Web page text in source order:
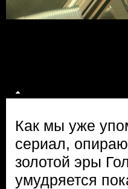
Как мы уже
сериал,
золотой эры
умудряется